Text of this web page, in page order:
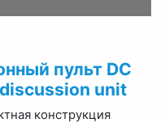
пульт DC
unit
конструкция